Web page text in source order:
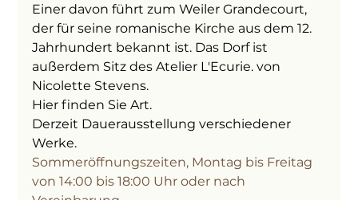
Einer davon führt zum Weiler Grandecourt,
der für seine romanische Kirche aus dem 12.
Jahrhundert bekannt ist. Das Dorf ist
außerdem Sitz des Atelier L'Ecurie. von
Nicolette Stevens.
Hier finden Sie Art.
Derzeit Dauerausstellung verschiedener
Werke.
Sommeröffnungszeiten, Montag bis Freitag
von 14:00 bis 18:00 Uhr oder nach